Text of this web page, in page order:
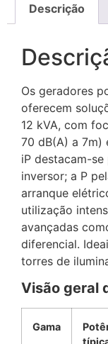
Descrição
Os geradores
oferecem
12 kVA, com
70 dB(A) a 7m)
iP destacam-
inversor; a P
arranque
utilização
avançadas
diferencial.
torres de
Visão geral
Gama